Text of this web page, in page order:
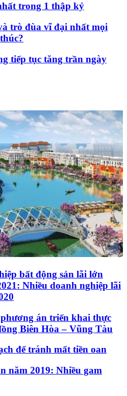
trong 1 thập kỷ
trò đùa vĩ đại nhất mọi
tiếp tục tăng trần ngày
bất động sản lãi lớn
Nhiều doanh nghiệp lãi
án triển khai thực
Biên Hòa – Vũng Tàu
để tránh mất tiền oan
năm 2019: Nhiều gam